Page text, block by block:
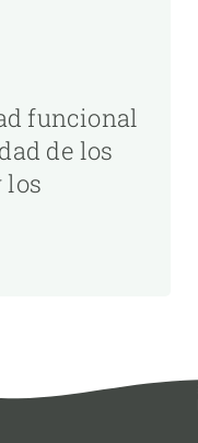
funcional
de los
los